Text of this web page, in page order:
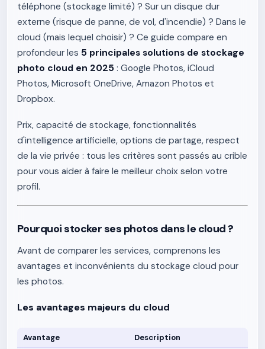
téléphone (stockage limité) ? Sur un disque dur
externe (risque de panne, de vol, d'incendie) ? Dans le
cloud (mais lequel choisir) ? Ce guide compare en
profondeur les 5 principales solutions de stockage
photo cloud en 2025 : Google Photos, iCloud
Photos, Microsoft OneDrive, Amazon Photos et
Dropbox.
Prix, capacité de stockage, fonctionnalités
d'intelligence artificielle, options de partage, respect
de la vie privée : tous les critères sont passés au crible
pour vous aider à faire le meilleur choix selon votre
profil.
Pourquoi stocker ses photos dans le cloud ?
Avant de comparer les services, comprenons les
avantages et inconvénients du stockage cloud pour
les photos.
Les avantages majeurs du cloud
Avantage Description